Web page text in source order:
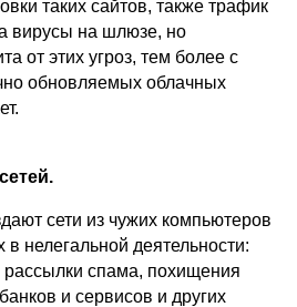
таких сайтов, также трафик
вирусы на шлюзе, но
от этих угроз, тем более с
обновляемых облачных
сети из чужих компьютеров
в нелегальной деятельности:
рассылки спама, похищения
и сервисов и других